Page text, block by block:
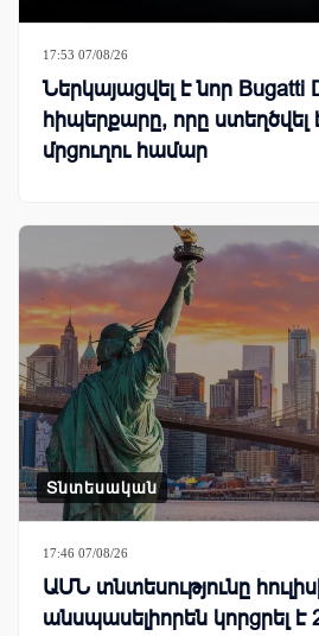
17:53 07/08/26
Ներկայացվել է նոր Bugatti
հիպերքարը, որը
մրցուղու համար
Տնտեսական
17:46 07/08/26
ԱՄՆ տնտեսությունը
անսպասելիորեն կորցրել